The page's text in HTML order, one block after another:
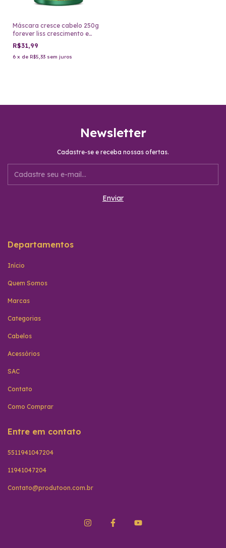
Máscara cresce cabelo 250g
forever liss crescimento e
forte
R$31,99
6 x de R$5,33 sem juros
Newsletter
Cadastre-se e receba nossas ofertas.
Departamentos
Início
Quem Somos
Marcas
Categorias
Cabelos
Acessórios
SAC
Contato
Como Comprar
Entre em contato
5511941047204
11941047204
Contato@produtoon.com.br